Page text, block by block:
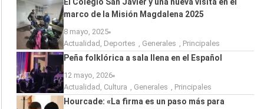
marco de la Misión Magdalena 2025
8 mayo, 2025
Actualidad , Deportes , Generales , Principales
Peña folklórica a sala llena en el Español
12 mayo, 2026
Actualidad , Cultura , Generales , Principales
Hourcade: «La firma es un paso más para